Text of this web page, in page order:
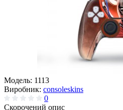
Модель: 1113
Виробник: consoleskins
0
Скорочений опис